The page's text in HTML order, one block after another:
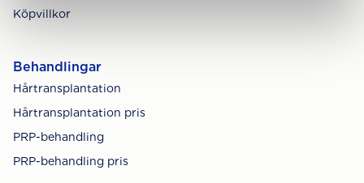
Köpvillkor
Behandlingar
Hårtransplantation
Hårtransplantation pris
PRP-behandling
PRP-behandling pris